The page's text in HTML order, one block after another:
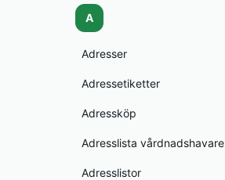
A
Adresser
Adressetiketter
Adressköp
Adresslista vårdnadshavare
Adresslistor